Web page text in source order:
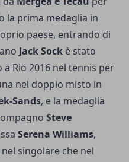
la prima medaglia in
paese, entrando di
Jack Sock è stato
Rio 2016 nel tennis per
nel doppio misto in
Sands, e la medaglia
Steve
Serena Williams,
singolare che nel